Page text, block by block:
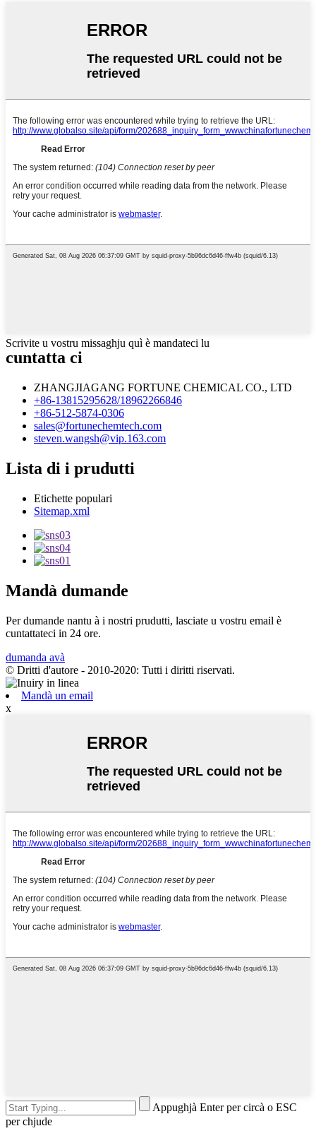
Scrivite u vostru missaghju quì è mandateci lu
cuntatta ci
ZHANGJIAGANG FORTUNE CHEMICAL CO., LTD
+86-13815295628/18962266846
+86-512-5874-0306
sales@fortunechemtech.com
steven.wangsh@vip.163.com
Lista di i prudutti
Etichette populari
Sitemap.xml
Mandà dumande
Per dumande nantu à i nostri prudutti, lasciate u vostru email è
cuntattateci in 24 ore.
dumanda avà
© Dritti d'autore - 2010-2020: Tutti i diritti riservati.
Mandà un email
x
Appughjà Enter per circà o ESC
per chjude